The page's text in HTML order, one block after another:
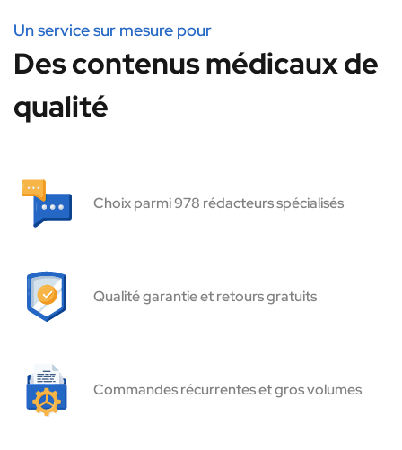
Un service sur mesure pour
Des contenus médicaux de
qualité
Choix parmi 978 rédacteurs spécialisés
Qualité garantie et retours gratuits
Commandes récurrentes et gros volumes